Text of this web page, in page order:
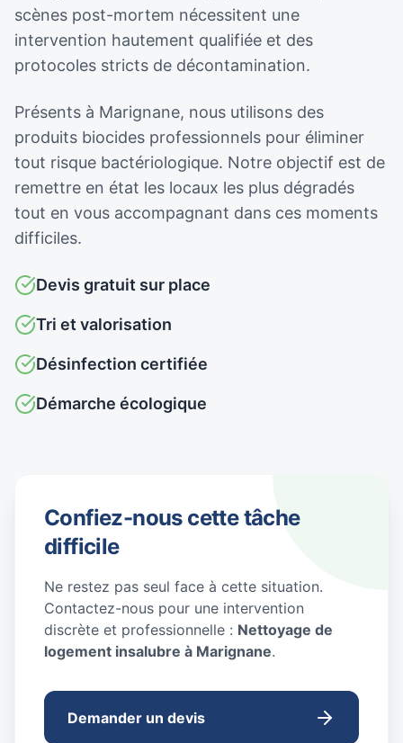
scènes post-mortem nécessitent une
intervention hautement qualifiée et des
protocoles stricts de décontamination.
Présents à Marignane, nous utilisons des
produits biocides professionnels pour éliminer
tout risque bactériologique. Notre objectif est de
remettre en état les locaux les plus dégradés
tout en vous accompagnant dans ces moments
difficiles.
Devis gratuit sur place
Tri et valorisation
Désinfection certifiée
Démarche écologique
Confiez-nous cette tâche
difficile
Ne restez pas seul face à cette situation.
Contactez-nous pour une intervention
discrète et professionnelle : Nettoyage de
logement insalubre à Marignane.
Demander un devis